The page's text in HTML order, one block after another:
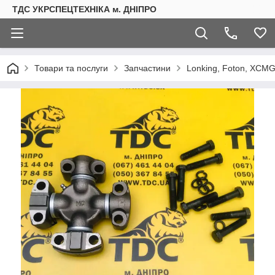
ТДС УКРСПЕЦТЕХНІКА м. ДНІПРО
Товари та послуги Запчастини Lonking, Foton,